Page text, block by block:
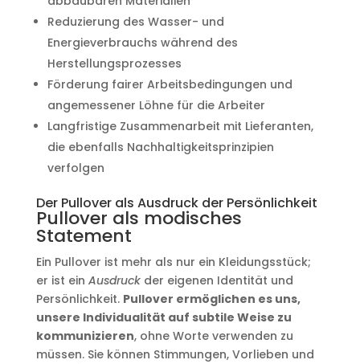
Reduzierung des Wasser- und
Energieverbrauchs während des
Herstellungsprozesses
Förderung fairer Arbeitsbedingungen und
angemessener Löhne für die Arbeiter
Langfristige Zusammenarbeit mit Lieferanten,
die ebenfalls Nachhaltigkeitsprinzipien
verfolgen
Der Pullover als Ausdruck der Persönlichkeit
Pullover als modisches
Statement
Ein Pullover ist mehr als nur ein Kleidungsstück;
er ist ein Ausdruckder eigenen Identität und
Persönlichkeit. Pullover ermöglichen es uns,
unsere Individualität auf subtile Weise zu
kommunizieren, ohne Worte verwenden zu
müssen. Sie können Stimmungen, Vorlieben und